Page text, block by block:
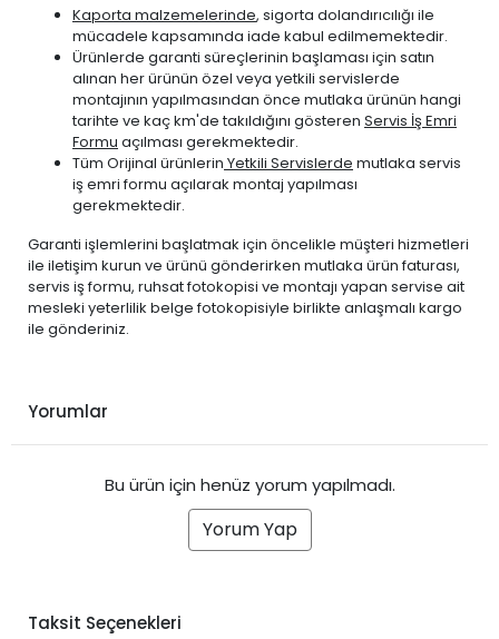
Kaporta malzemelerinde, sigorta dolandırıcılığı ile
mücadele kapsamında iade kabul edilmemektedir.
Ürünlerde garanti süreçlerinin başlaması için satın
alınan her ürünün özel veya yetkili servislerde
montajının yapılmasından önce mutlaka ürünün hangi
tarihte ve kaç km'de takıldığını gösteren Servis İş Emri
Formu açılması gerekmektedir.
Tüm Orijinal ürünlerin Yetkili Servislerde mutlaka servis
iş emri formu açılarak montaj yapılması
gerekmektedir.
Garanti işlemlerini başlatmak için öncelikle müşteri hizmetleri
ile iletişim kurun ve ürünü gönderirken mutlaka ürün faturası,
servis iş formu, ruhsat fotokopisi ve montajı yapan servise ait
mesleki yeterlilik belge fotokopisiyle birlikte anlaşmalı kargo
ile gönderiniz.
Yorumlar
Bu ürün için henüz yorum yapılmadı.
Yorum Yap
Taksit Seçenekleri